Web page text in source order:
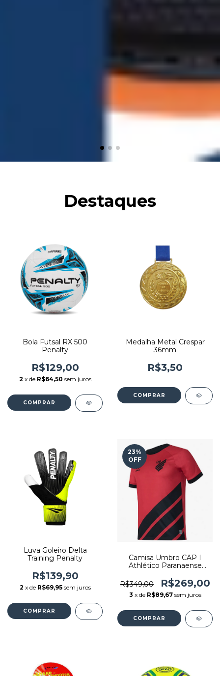
Destaques
Bola Futsal RX 500
Penalty
R$129,00
2 x de R$64,50 sem juros
COMPRAR
Medalha Metal Crespar
36mm
R$3,50
COMPRAR
Luva Goleiro Delta
Training Penalty
R$139,90
2 x de R$69,95 sem juros
COMPRAR
23%
OFF
Camisa Umbro CAP I
Athlético Paranaense
R$349,00
R$269,00
3 x de R$89,67 sem juros
COMPRAR